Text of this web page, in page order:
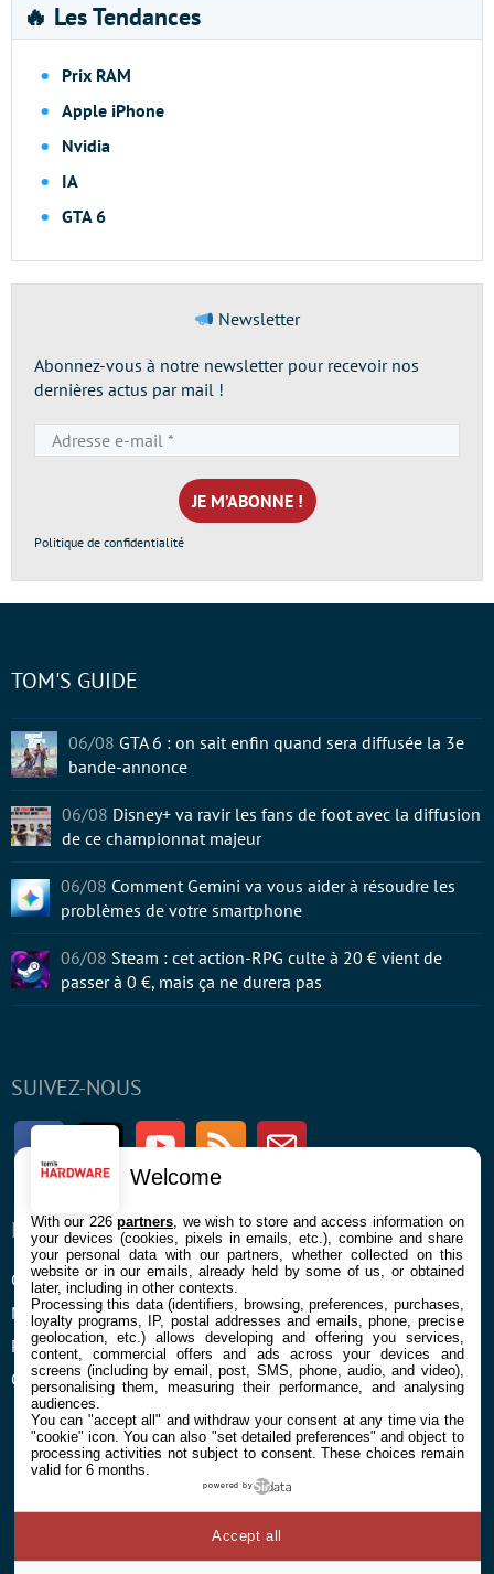
🔥 Les Tendances
Prix RAM
Apple iPhone
Nvidia
IA
GTA 6
Newsletter
Abonnez-vous à notre newsletter pour recevoir nos
dernières actus par mail !
e-
mail
*
Politique de confidentialité
SUIVEZ-NOUS
FacebookTwitter Youtube RSS Newsletter
ENTREPRISE
Confidentialité et Cookies
Mentions légales et CGU
Préférences Cookies
Qui sommes nous
À PROPOS
Contact
TOM'S GUIDE
06/08 GTA 6 : on sait enfin quand sera diffusée la 3e
bande-annonce
06/08 Disney+ va ravir les fans de foot avec la diffusion
de ce championnat majeur
06/08 Comment Gemini va vous aider à résoudre les
problèmes de votre smartphone
06/08 Steam : cet action-RPG culte à 20 € vient de
passer à 0 €, mais ça ne durera pas
Welcome
With our 226partners , we wish to store and access information on
your devices (cookies, pixels in emails, etc.), combine and share
your personal data with our partners, whether collected on this
website or in our emails, already held by some of us, or obtained
later, including in other contexts.
Processing this data (identifiers, browsing, preferences, purchases,
loyalty programs, IP, postal addresses and emails, phone, precise
geolocation, etc.) allows developing and offering you services,
content, commercial offers and ads across your devices and
screens (including by email, post, SMS, phone, audio, and video),
personalising them, measuring their performance, and analysing
audiences.
You can "accept all" and withdraw your consent at any time via the
"cookie" icon. You can also "set detailed preferences" and object to
processing activities not subject to consent. These choices remain
valid for 6 months.
powered by
Accept all